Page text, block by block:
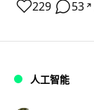
229 53 ↗
人工智能